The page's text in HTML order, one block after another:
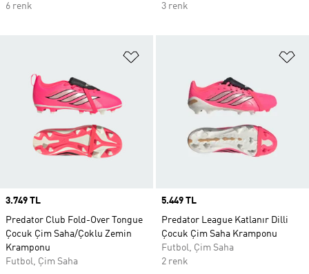
6 renk
3 renk
Price
3.749 TL
Predator Club Fold-Over Tongue
Çocuk Çim Saha/Çoklu Zemin
Kramponu
Futbol, Çim Saha
Price
5.449 TL
Predator League Katlanır Dilli
Çocuk Çim Saha Kramponu
Futbol, Çim Saha
2 renk